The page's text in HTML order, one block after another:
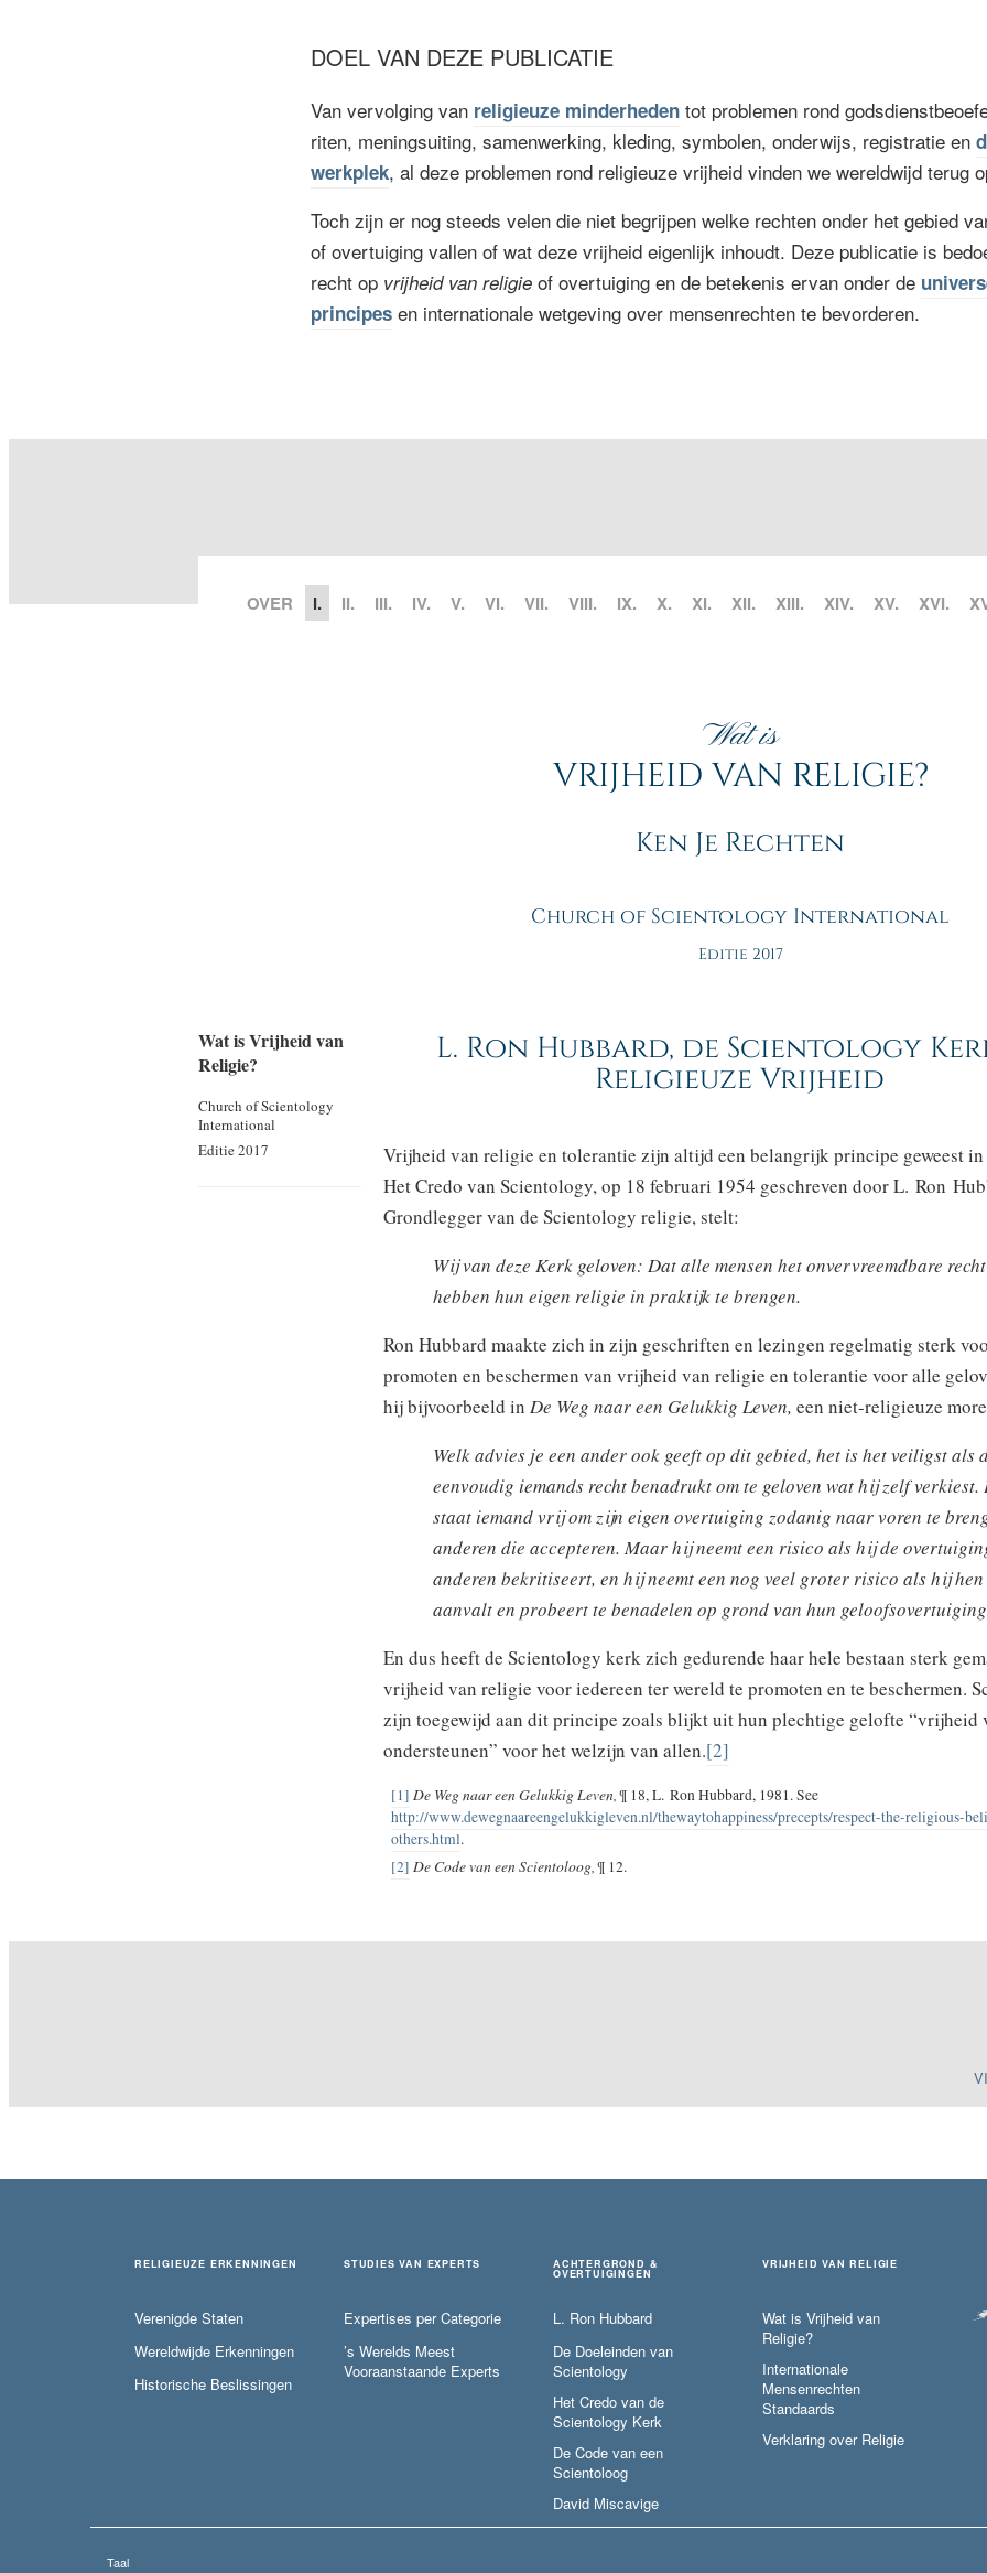
DOEL VAN DEZE PUBLICATIE
Van vervolging van religieuze minderheden tot problemen rond
riten, meningsuiting, samenwerking, kleding, symbolen, onderwijs, registratie en
werkplek, al deze problemen rond religieuze vrijheid vinden we wereldwijd terug
Toch zijn er nog steeds velen die niet begrijpen welke rechten onder het gebied
of overtuiging vallen of wat deze vrijheid eigenlijk inhoudt. Deze publicatie is
recht op vrijheid van religie of overtuiging en de betekenis ervan onder de
principes en internationale wetgeving over mensenrechten te bevorderen.
OVER I. II. III. IV. V. VI. VII. VIII. IX. X. XI. XII. XIII. XIV. XV. XVI.
Wat is
VRIJHEID VAN RELIGIE?
Ken Je Rechten
Church of Scientology International
Editie 2017
Wat is Vrijheid van
Religie?
Church of Scientology
International
Editie 2017
L. Ron Hubbard, de Scientology
Religieuze Vrijheid
Vrijheid van religie en tolerantie zijn altijd een belangrijk principe geweest
Het Credo van Scientology, op 18 februari 1954 geschreven door L. Ron
Grondlegger van de Scientology religie, stelt:
Wij van deze Kerk geloven: Dat alle mensen het onvervreemdbare recht
hebben hun eigen religie in praktijk te brengen.
Ron Hubbard maakte zich in zijn geschriften en lezingen regelmatig sterk
promoten en beschermen van vrijheid van religie en tolerantie voor alle
hij bijvoorbeeld in De Weg naar een Gelukkig Leven, een niet-religieuze
Welk advies je een ander ook geeft op dit gebied, het is het veiligst als
eenvoudig iemands recht benadrukt om te geloven wat hij zelf verkiest.
staat iemand vrij om zijn eigen overtuiging zodanig naar voren te
anderen die accepteren. Maar hij neemt een risico als hij de
anderen bekritiseert, en hij neemt een nog veel groter risico als hij hen
aanvalt en probeert te benadelen op grond van hun
En dus heeft de Scientology kerk zich gedurende haar hele bestaan sterk
vrijheid van religie voor iedereen ter wereld te promoten en te beschermen.
zijn toegewijd aan dit principe zoals blijkt uit hun plechtige gelofte “vrijheid
ondersteunen” voor het welzijn van allen.[2]
[1] De Weg naar een Gelukkig Leven,¶ 18, L. Ron Hubbard, 1981. See
http://www.dewegnaareengelukkigleven.nl/thewaytohappiness/precepts/respect-the-religious-
others.html.
[2] De Code van een Scientoloog,¶ 12.
RELIGIEUZE ERKENNINGEN
Verenigde Staten
Wereldwijde Erkenningen
Historische Beslissingen
STUDIES VAN EXPERTS
Expertises per Categorie
’s Werelds Meest
Vooraanstaande Experts
ACHTERGROND &
OVERTUIGINGEN
L. Ron Hubbard
De Doeleinden van
Scientology
Het Credo van de
Scientology Kerk
De Code van een
Scientoloog
David Miscavige
VRIJHEID VAN RELIGIE
Wat is Vrijheid van
Religie?
Internationale
Mensenrechten
Standaards
Verklaring over Religie
Taal